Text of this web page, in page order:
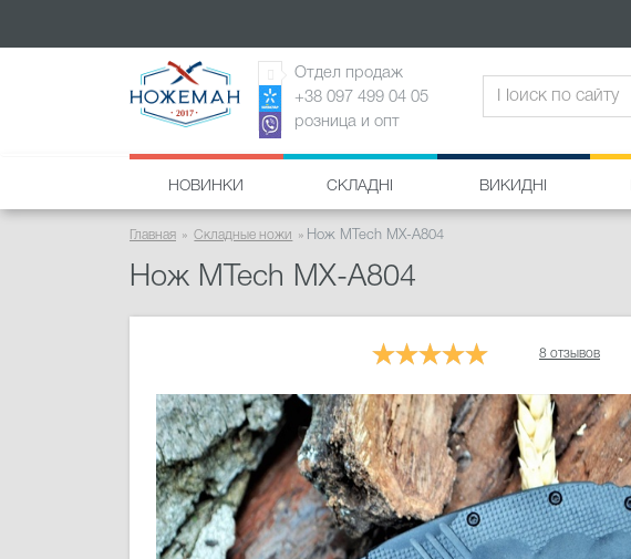
Отдел продаж
+38 097 499 04 05
розница и опт
НОВИНКИ СКЛАДНІ ВИКИДНІ
Главная Складные ножи Нож MTech MX-A804
Нож MTech MX-A804
8 отзывов